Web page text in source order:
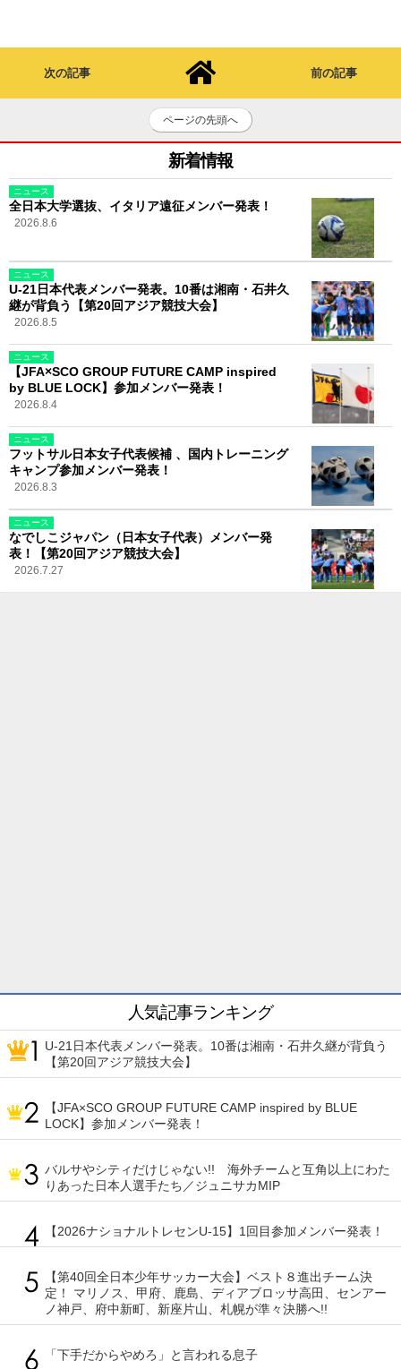
次の記事 前の記事
ページの先頭へ
新着情報
ニュース
全日本大学選抜、イタリア遠征メンバー発表！
2026.8.6
ニュース
U-21日本代表メンバー発表。10番は湘南・石井久
継が背負う【第20回アジア競技大会】
2026.8.5
ニュース
【JFA×SCO GROUP FUTURE CAMP inspired
by BLUE LOCK】参加メンバー発表！
2026.8.4
ニュース
フットサル日本女子代表候補 、国内トレーニング
キャンプ参加メンバー発表！
2026.8.3
ニュース
なでしこジャパン（日本女子代表）メンバー発
表！【第20回アジア競技大会】
2026.7.27
人気記事ランキング
U-21日本代表メンバー発表。10番は湘南・石井久継が背負う
【第20回アジア競技大会】
【JFA×SCO GROUP FUTURE CAMP inspired by BLUE
LOCK】参加メンバー発表！
バルサやシティだけじゃない!! 海外チームと互角以上にわた
りあった日本人選手たち／ジュニサカMIP
【2026ナショナルトレセンU-15】1回目参加メンバー発表！
【第40回全日本少年サッカー大会】ベスト８進出チーム決
定！ マリノス、甲府、鹿島、ディアブロッサ高田、センアー
ノ神戸、府中新町、新座片山、札幌が準々決勝へ!!
「下手だからやめろ」と言われる息子